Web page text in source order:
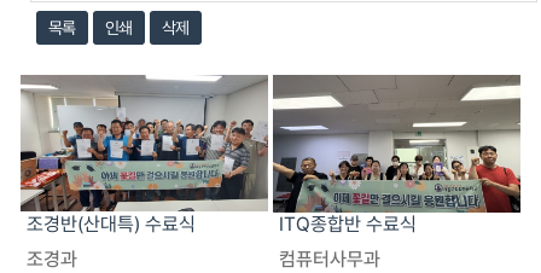
목록 인쇄 삭제
조경반(산대특) 수료식
조경과
ITQ종합반 수료식
컴퓨터사무과